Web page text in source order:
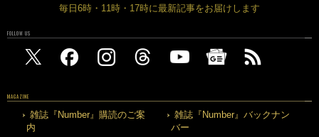
毎日6時・11時・17時に最新記事をお届けします
FOLLOW US
MAGAZINE
雑誌『Number』購読のご案
内
雑誌『Number』バックナン
バー